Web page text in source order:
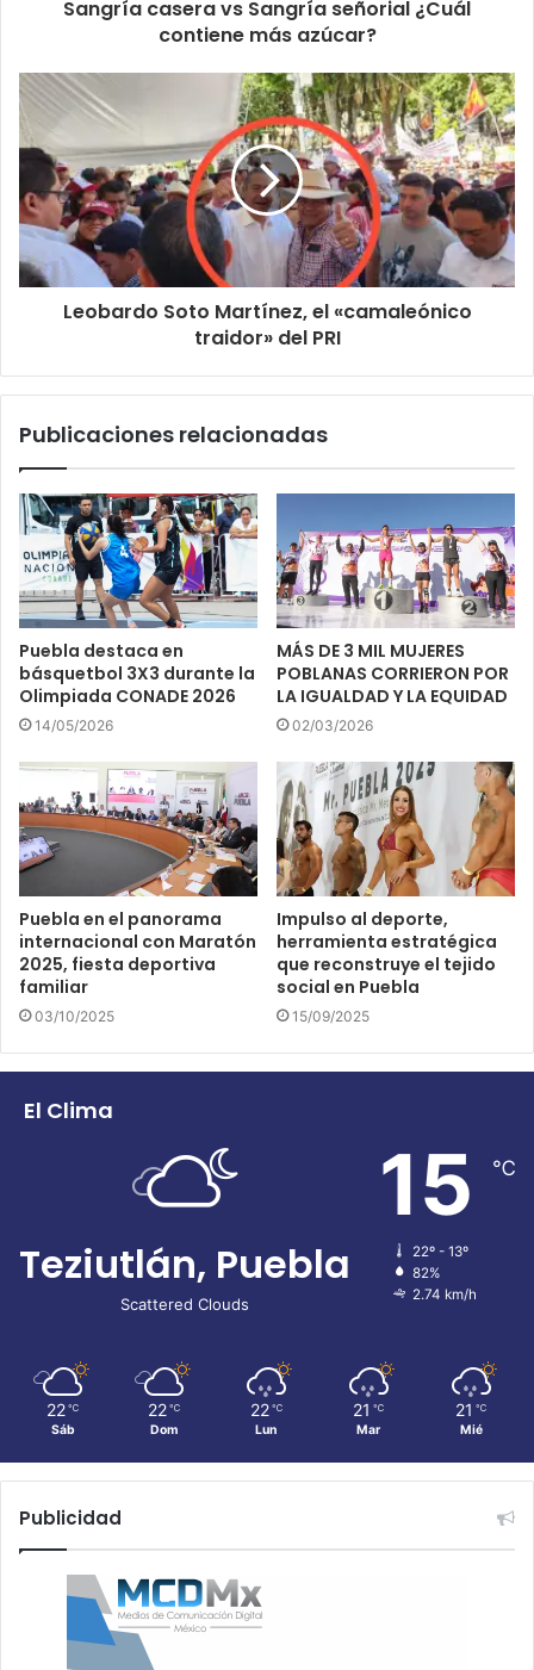
Sangría casera vs Sangría señorial ¿Cuál
contiene más azúcar?
Leobardo Soto Martínez, el «camaleónico
traidor» del PRI
Publicaciones relacionadas
Puebla destaca en
básquetbol 3X3 durante la
Olimpiada CONADE 2026
14/05/2026
MÁS DE 3 MIL MUJERES
POBLANAS CORRIERON POR
LA IGUALDAD Y LA EQUIDAD
02/03/2026
Puebla en el panorama
internacional con Maratón
2025, fiesta deportiva
familiar
03/10/2025
Impulso al deporte,
herramienta estratégica
que reconstruye el tejido
social en Puebla
15/09/2025
El Clima
Teziutlán, Puebla
Scattered Clouds
15 ℃
22º - 13º
82%
2.74 km/h
22 ℃
Sáb
22 ℃
Dom
22 ℃
Lun
21 ℃
Mar
21 ℃
Mié
Publicidad